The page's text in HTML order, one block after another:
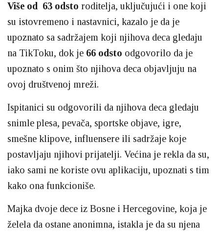
Više od 63 odsto roditelja, uključujući i one koji
su istovremeno i nastavnici, kazalo je da je
upoznato sa sadržajem koji njihova deca gledaju
na TikToku, dok je 66 odsto odgovorilo da je
upoznato s onim što njihova deca objavljuju na
ovoj društvenoj mreži.
Ispitanici su odgovorili da njihova deca gledaju
snimle plesa, pevača, sportske objave, igre,
smešne klipove, influensere ili sadržaje koje
postavljaju njihovi prijatelji. Većina je rekla da su,
iako sami ne koriste ovu aplikaciju, upoznati s tim
kako ona funkcioniše.
Majka dvoje dece iz Bosne i Hercegovine, koja je
želela da ostane anonimna, istakla je da su njena